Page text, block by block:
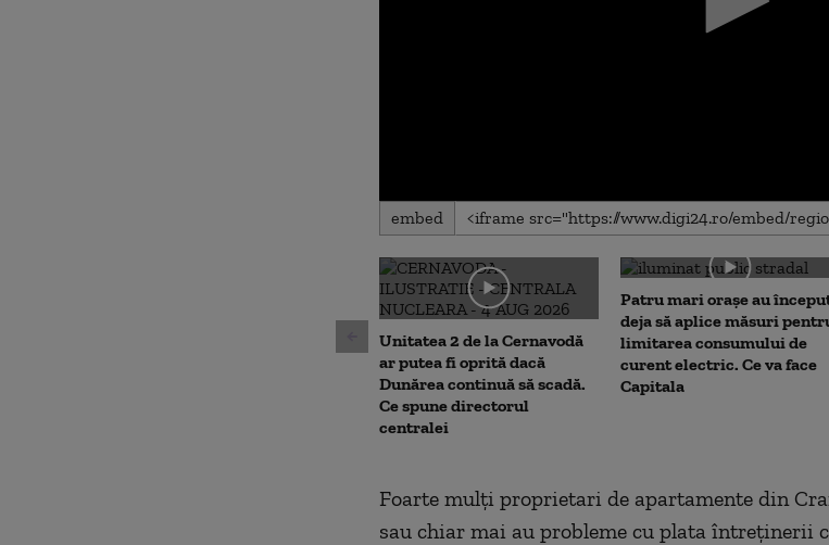
0
seconds
0
secondsVolume
90%
embed
Unitatea 2 de la Cernavodă
ar putea fi oprită dacă
Dunărea continuă să scadă.
Ce spune directorul
centralei
Patru mari orașe au
deja să aplice măsuri
limitarea consumului de
curent electric. Ce va face
Capitala
Foarte mulţi proprietari de apartamente din
sau chiar mai au probleme cu plata întreţinerii